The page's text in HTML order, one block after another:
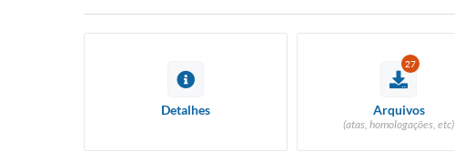
Detalhes
27
Arquivos
(atas, homologações, etc)